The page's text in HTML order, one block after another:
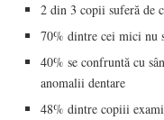
2 din 3 copii suferă de
70% dintre cei mici nu
40% se confruntă cu
anomalii dentare
48% dintre copiii